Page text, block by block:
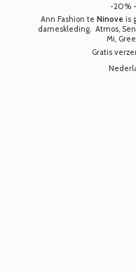
-20%
Ann Fashion te Ninove is
dameskleding. Atmos,
Mi,
Gratis